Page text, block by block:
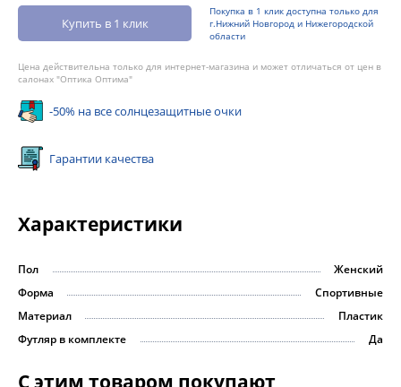
Купить в 1 клик
Покупка в 1 клик доступна только для
г.Нижний Новгород и Нижегородской
области
Цена действительна только для интернет-магазина и может отличаться от цен в
салонах "Оптика Оптима"
-50% на все солнцезащитные очки
Гарантии качества
Характеристики
Пол
Женский
Форма
Спортивные
Материал
Пластик
Футляр в комплекте
Да
С этим товаром покупают